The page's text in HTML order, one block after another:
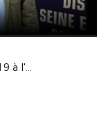
Module U7 du 27.02.2019 à l'UMS PONTAULT